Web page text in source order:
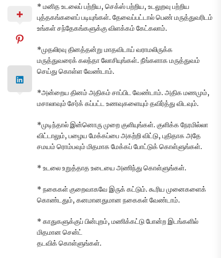
* மனித உடலைப் பற்றிய, செக்ஸ் பற்றிய, உடலுறவு பற்றிய
புத்தகங்களைப் படியுங்கள். தேவைப்பட்டால் பெண் மருத்துவரிடம்
உங்கள் சந்தேகங்களுக்கு விளக்கம் கேட்கலாம்.
*முதலிரவு தினத்தன்று மாதவிடாய் வராமலிருக்க
மருத்துவரைக் கலந்தா லோசியுங்கள். நீங்களாக மருத்துவம்
செய்து கொள்ள வேண்டாம்.
*அன்றைய தினம் அதிகம் சாப்பிட வேண்டாம். அதிக மணமும்,
மசாலாவும் சேர்க் கப்பட்ட உணவுகளையும் தவிர்த்து விடவும்.
*முடிந்தால் இன்னொரு முறை குளியுங்கள். குளிக்க நேரமில்லா
விட்டாலும், பழைய மேக்கப்பை அகற்றி விட்டு, புதிதாக அதே
சமயம் ரொம்பவும் மிதமாக மேக்கப் போட்டுக் கொள்ளுங்கள்.
* உடலை உறுத்தாத உடையை அணிந்து கொள்ளுங்கள்.
* நகைகள் குறைவாகவே இருக் கட்டும். கூரிய முனைகளைக்
கொண்டதும், கனமானதுமான நகைகள் வேண்டாம்.
* காதுகளுக்குப் பின்புறம், மணிக்கட்டு போன்ற இடங்களில்
மிதமான சென்ட்
தடவிக் கொள்ளுங்கள்.